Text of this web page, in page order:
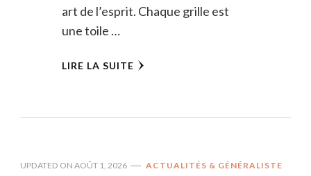
art de l’esprit. Chaque grille est
une toile …
LIRE LA SUITE
UPDATED ON AOÛT 1, 2026 ACTUALITÉS & GÉNÉRALISTE